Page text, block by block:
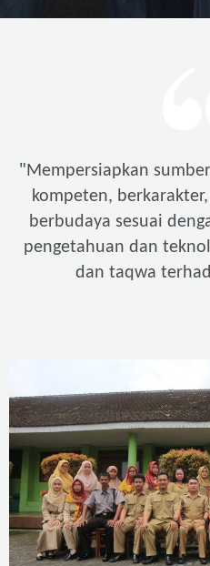
"Mempersiapkan
kompeten,
berbudaya sesuai
pengetahuan dan
dan taqwa